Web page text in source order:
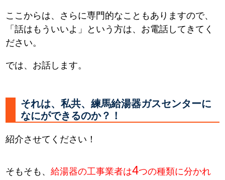
ここからは、さらに専門的なこともありますので、
「話はもういいよ」という方は、お電話してきてく
ださい。
では、お話します。
それは、私共、練馬給湯器ガスセンターに
なにができるのか？！
紹介させてください！
そもそも、給湯器の工事業者は4つの種類に分かれ